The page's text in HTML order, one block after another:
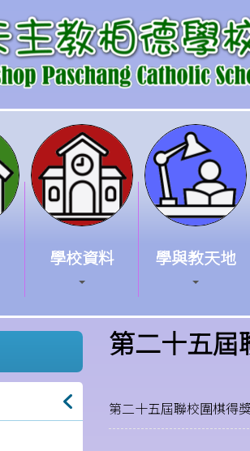
學校資料 學與教天地
第二十五屆
第二十五屆聯校圍棋得